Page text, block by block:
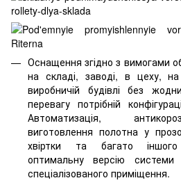
Оснащення згідно з вимогами
на складі, заводі, в цеху,
виробничій будівлі без
перевагу потрібній
Автоматизація,
виготовлення полотна у
хвіртки та багато
оптимальну версію системи
спеціалізованого приміщення.